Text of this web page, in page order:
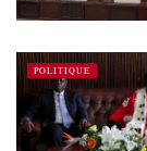
POLITIQUE